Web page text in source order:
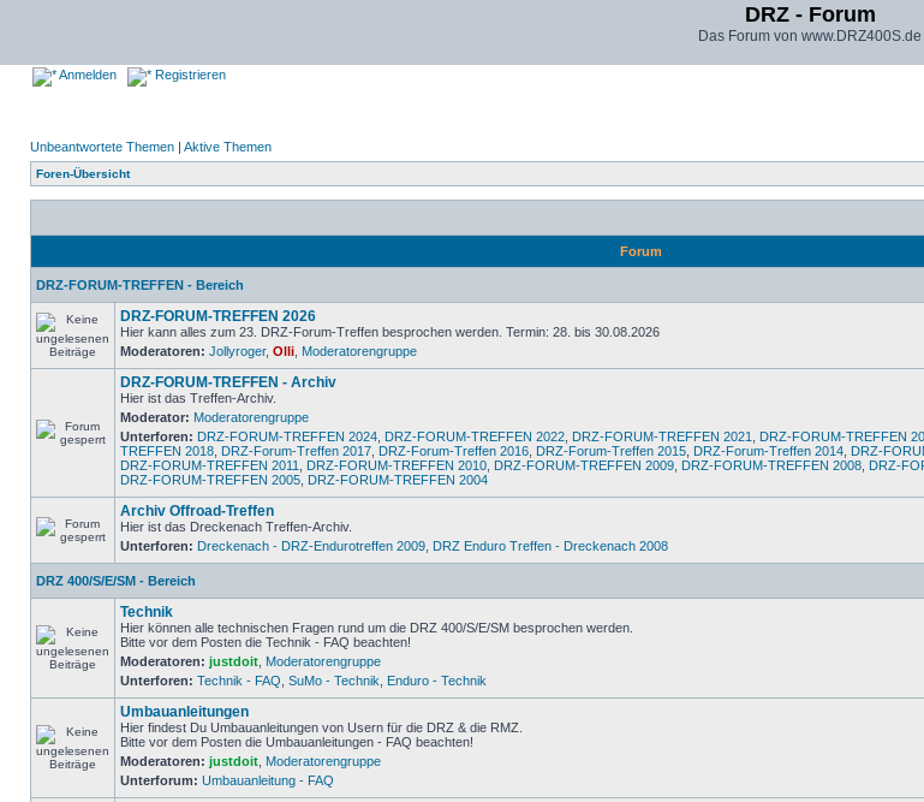
DRZ - Forum
Das Forum von www.DRZ400S.de
Anmelden Registrieren
Unbeantwortete Themen | Aktive Themen
Foren-Übersicht
Forum
DRZ-FORUM-TREFFEN - Bereich
DRZ-FORUM-TREFFEN 2026
Hier kann alles zum 23. DRZ-Forum-Treffen besprochen werden. Termin: 28. bis 30.08.2026
Moderatoren: Jollyroger, Olli Moderatorengruppe
DRZ-FORUM-TREFFEN - Archiv
Hier ist das Treffen-Archiv.
Moderator: Moderatorengruppe
Unterforen: DRZ-FORUM-TREFFEN 2024 DRZ-FORUM-TREFFEN 2022 DRZ-FORUM-TREFFEN 2021 DRZ-FORUM-TREFFEN
TREFFEN 2018 DRZ-Forum-Treffen 2017 DRZ-Forum-Treffen 2016 DRZ-Forum-Treffen 2015 DRZ-Forum-Treffen 2014 DRZ-
DRZ-FORUM-TREFFEN 2011
DRZ-FORUM-TREFFEN 2010 DRZ-FORUM-TREFFEN 2009 DRZ-FORUM-TREFFEN 2008 DRZ-
DRZ-FORUM-TREFFEN 2005 DRZ-FORUM-TREFFEN 2004
Archiv Offroad-Treffen
Hier ist das Dreckenach Treffen-Archiv.
Unterforen: Dreckenach - DRZ-Endurotreffen 2009 DRZ Enduro Treffen - Dreckenach 2008
DRZ 400/S/E/SM - Bereich
Technik
Hier können alle technischen Fragen rund um die DRZ 400/S/E/SM besprochen werden.
Bitte vor dem Posten die Technik - FAQ beachten!
Moderatoren: justdoit Moderatorengruppe
Unterforen: Technik - FAQ SuMo - Technik Enduro - Technik
Umbauanleitungen
Hier findest Du Umbauanleitungen von Usern für die DRZ & die RMZ.
Bitte vor dem Posten die Umbauanleitungen - FAQ beachten!
Moderatoren: justdoit Moderatorengruppe
Unterforum: Umbauanleitung - FAQ